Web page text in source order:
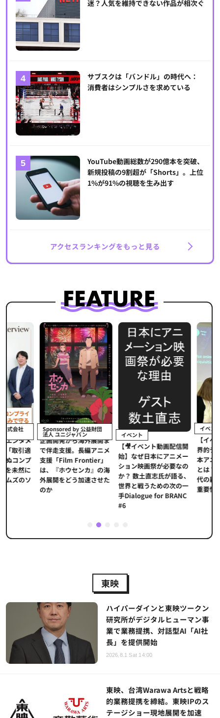
迷？人気を維持できない作品が相次ぐ
サブスクは「バンドル」の時代へ：
消費者はシンプルさを求めている
YouTube動画総数が290億本を突破、
新規投稿の9割超が「Shorts」。上位
1%が91%の視聴を生み出す
アクセスランキングをもっと見る
Sponsored by 公益財団
法人 ユニジャパン
企画開発から海外展開ま
で伴走支援。長編アニメ
支援「Film Frontier」
は、『ホウセンカ』の海
外展開をどう加速させた
【🎥イベント動画配信開
始】なぜ日本にアニメー
ション映画祭が必要なの
か？ 数土直志氏が語る、
世界と戦うための次の一
手Dialogue for BRANC
イベント
【イベントレ
界的データ企業
本アニメの「真
とは？ストリー
代の羅針盤「デ
重要性
2
東映
ハイパーダインと東映ツークン
研究所がデジタルヒューマン事
業で業務提携、対話型AI「AI社
長」を提供開始
2026.8.1 Sat 14:00
東映、台湾Warawa Artsと戦略
的業務提携を締結。東映IPのス
テージショー現地展開を加速